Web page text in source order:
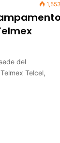
1,553
del
Telcel,